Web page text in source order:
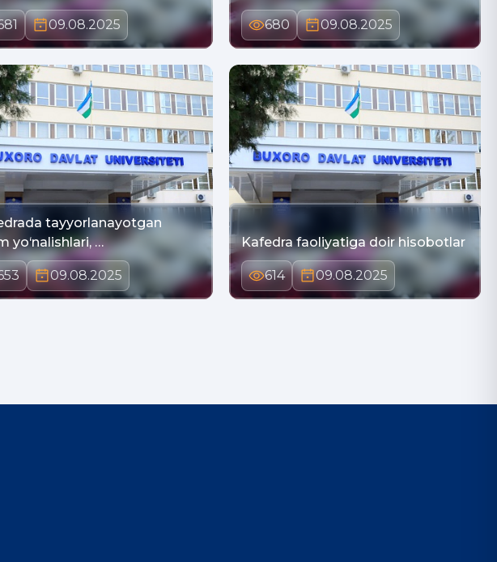
09.08.2025 680 09.08.2025
tayyorlanayotgan
yo‘nalishlari, …
09.08.2025
Kafedra faoliyatiga doir hisobotlar
614 09.08.2025